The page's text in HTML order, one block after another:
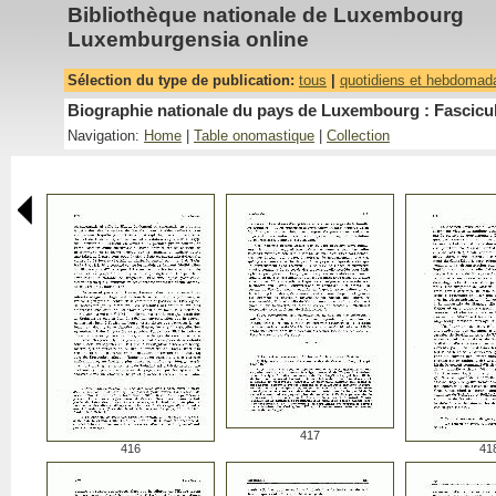
Bibliothèque nationale de Luxembourg
Luxemburgensia online
Sélection du type de publication: tous quotidiens et
Biographie nationale du pays de Luxembourg :
Navigation: Home Table onomastique Collection
416
417